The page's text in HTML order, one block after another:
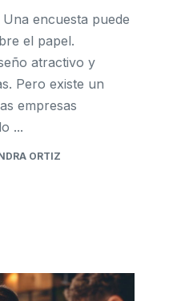
encuesta puede
el papel.
atractivo y
Pero existe un
empresas
...
ORTIZ